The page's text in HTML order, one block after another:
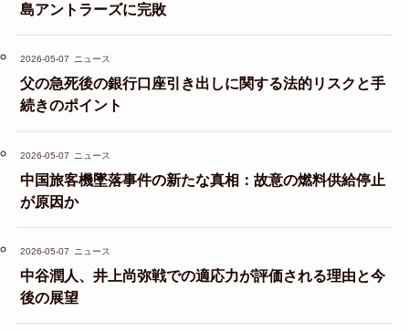
島アントラーズに完敗
2026-05-07 ニュース
父の急死後の銀行口座引き出しに関する法的リスクと手
続きのポイント
2026-05-07 ニュース
中国旅客機墜落事件の新たな真相：故意の燃料供給停止
が原因か
2026-05-07 ニュース
中谷潤人、井上尚弥戦での適応力が評価される理由と今
後の展望